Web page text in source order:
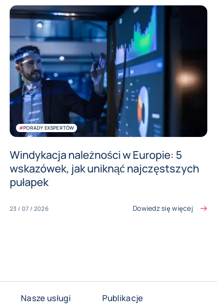
#PORADY EKSPERTÓW
Windykacja należności w Europie: 5
wskazówek, jak uniknąć najczęstszych
pułapek
23 / 07 / 2026 Dowiedz się więcej
Nasze usługi
Publikacje